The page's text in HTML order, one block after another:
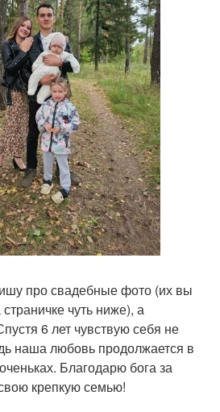
про свадебные фото (их вы
чуть ниже), а
6 лет чувствую себя не
наша любовь продолжается в
Благодарю бога за
крепкую семью!